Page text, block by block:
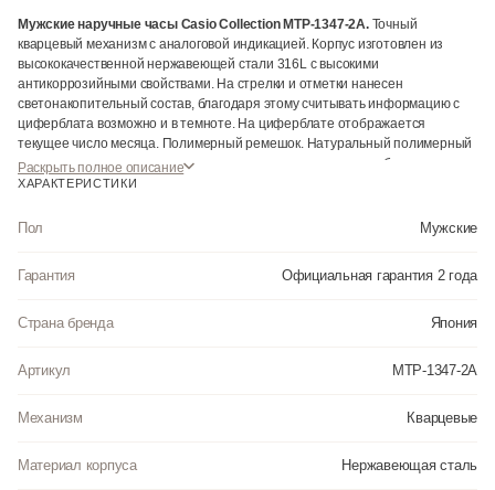
Мужские наручные часы Casio Collection MTP-1347-2A.Точный
кварцевый механизм с аналоговой индикацией. Корпус изготовлен из
высококачественной нержавеющей стали 316L с высокими
антикоррозийными свойствами. На стрелки и отметки нанесен
светонакопительный состав, благодаря этому считывать информацию с
циферблата возможно и в темноте. На циферблате отображается
текущее число месяца. Полимерный ремешок. Натуральный полимерный
материал является идеальным для изготовления ремешка благодаря
своей чрезвычайной прочности и гибкости. Прочное, устойчивое к
являются водонепроницаемыми до 5 Бар. Цвет циферблата: Синий.
Инструкция к Casio MTP-1347-2A на русском языке
Раскрыть полное описание
ХАРАКТЕРИСТИКИ
Пол Мужские
Гарантия Официальная гарантия 2 года
Страна бренда Япония
Артикул MTP-1347-2A
Механизм Кварцевые
Материал корпуса Нержавеющая сталь